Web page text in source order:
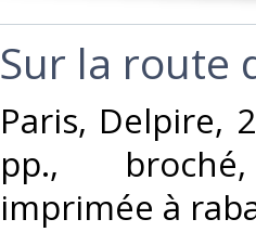
‎Sur la route
‎Paris, Delpire,
pp.,
imprimée à